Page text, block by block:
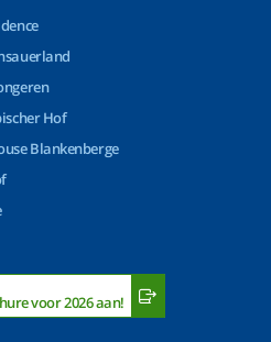
Hof
Blankenberge
voor 2026 aan!